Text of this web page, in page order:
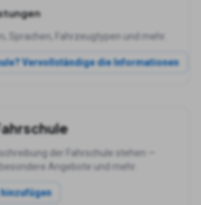
Sprachen, Fahrzeugtypen und mehr.
Vervollständige die Informationen
der Fahrschule stehen —
Angebote und mehr.